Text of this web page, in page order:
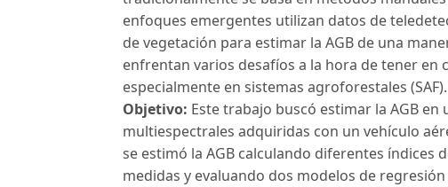
enfoques emergentes utilizan datos de
de vegetación para estimar la AGB de una
enfrentan varios desafíos a la hora de tener en
especialmente en sistemas agroforestales (SAF).
Objetivo: Este trabajo buscó estimar la AGB
multiespectrales adquiridas con un vehículo
se estimó la AGB calculando diferentes índices
medidas y evaluando dos modelos de